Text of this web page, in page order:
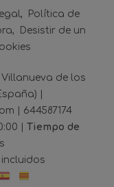
Política de
Desistir de un
Villanueva de los
|
|
644587174
| Tiempo de
incluidos